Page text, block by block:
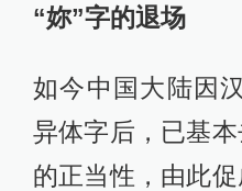
“妳”字的退场
如今中国大陆因
异体字后，已基本
的正当性，由此